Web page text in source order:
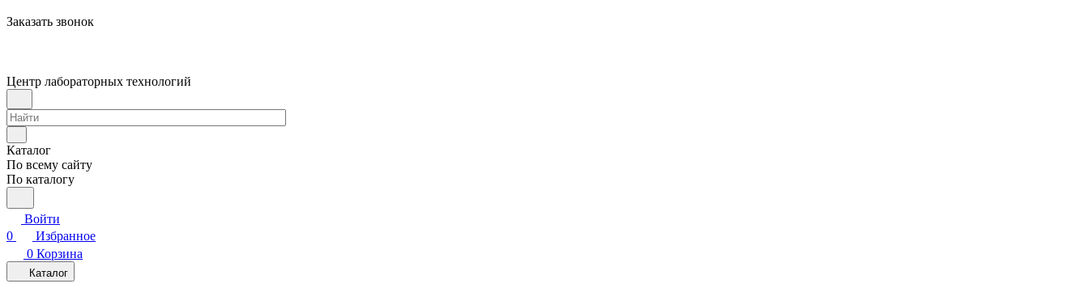
Заказать звонок
Центр лабораторных технологий
Каталог
По всему сайту
По каталогу
Войти
0
Избранное
0 Корзина
Каталог